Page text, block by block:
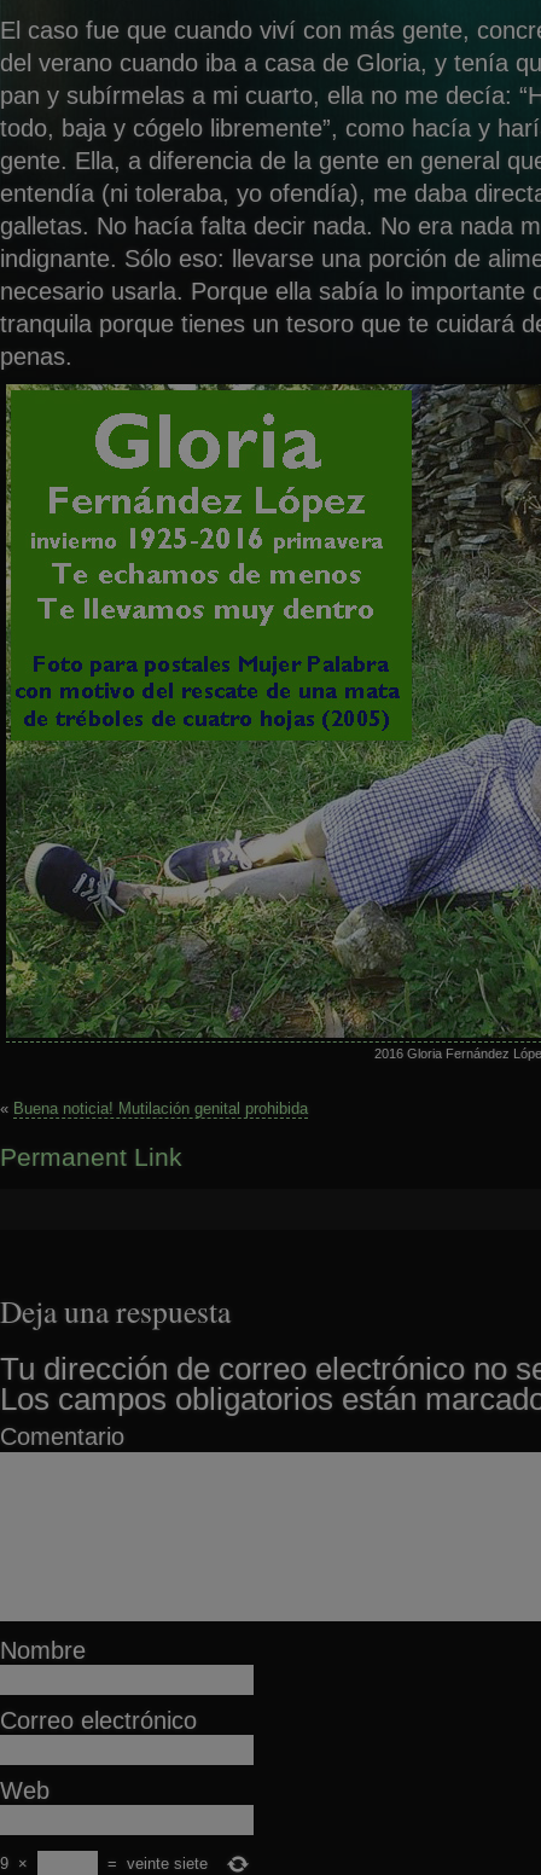
El caso fue que cuando viví con más gente,
del verano cuando iba a casa de Gloria, y tenía
pan y subírmelas a mi cuarto, ella no me decía:
todo, baja y cógelo libremente”, como hacía y
gente. Ella, a diferencia de la gente en general
entendía (ni toleraba, yo ofendía), me daba
galletas. No hacía falta decir nada. No era nada
indignante. Sólo eso: llevarse una porción de
necesario usarla. Porque ella sabía lo importante
tranquila porque tienes un tesoro que te cuidará
penas.
2016 Gloria Fernández
« Buena noticia! Mutilación genital prohibida
Permanent Link
Deja una respuesta
Tu dirección de correo electrónico no
Los campos obligatorios están
Comentario
Nombre
Correo electrónico
Web
9 × = veinte siete